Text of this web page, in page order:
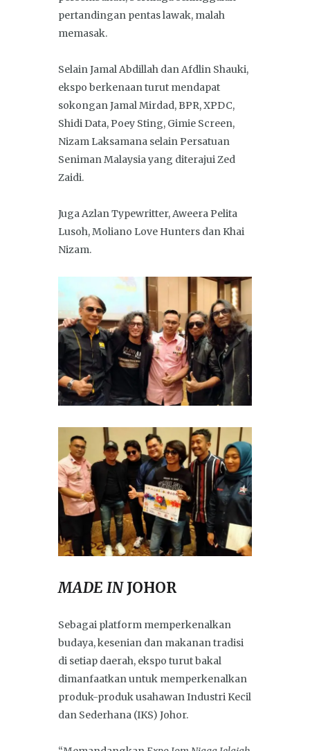
pertandingan pentas lawak, malah
memasak.
Selain Jamal Abdillah dan Afdlin Shauki,
ekspo berkenaan turut mendapat
sokongan Jamal Mirdad, BPR, XPDC,
Shidi Data, Poey Sting, Gimie Screen,
Nizam Laksamana selain Persatuan
Seniman Malaysia yang diterajui Zed
Zaidi.
Juga Azlan Typewritter, Aweera Pelita
Lusoh, Moliano Love Hunters dan Khai
Nizam.
MADE INJOHOR
Sebagai platform memperkenalkan
budaya, kesenian dan makanan tradisi
di setiap daerah, ekspo turut bakal
dimanfaatkan untuk memperkenalkan
produk-produk usahawan Industri Kecil
dan Sederhana (IKS) Johor.